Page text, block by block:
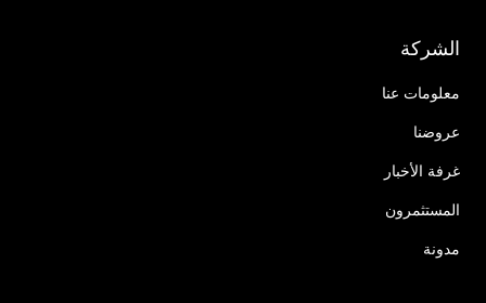
الشركة
معلومات عنا
عروضنا
غرفة الأخبار
المستثمرون
مدونة